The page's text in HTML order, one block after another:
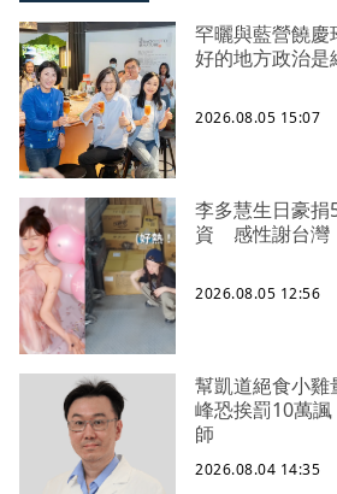
罕曬與藍營饒
好的地方政治是
2026.08.05 15:07
李多慧生日豪捐
資 感性謝台灣
2026.08.05 12:56
幫凱道絕食小雞
峰恐挨罰10萬
師
2026.08.04 14:35